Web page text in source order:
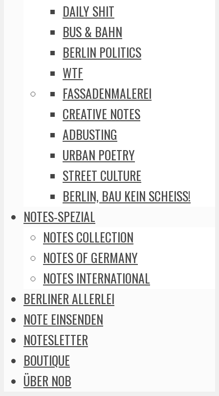
DAILY SHIT
BUS & BAHN
BERLIN POLITICS
WTF
FASSADENMALEREI
CREATIVE NOTES
ADBUSTING
URBAN POETRY
STREET CULTURE
BERLIN, BAU KEIN SCHEISS!
NOTES-SPEZIAL
NOTES COLLECTION
NOTES OF GERMANY
NOTES INTERNATIONAL
BERLINER ALLERLEI
NOTE EINSENDEN
NOTESLETTER
BOUTIQUE
ÜBER NOB